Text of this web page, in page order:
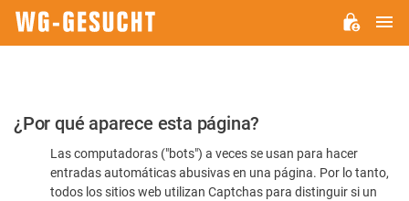
Por
favor,
confirme
¿Por qué aparece esta página?
Las computadoras ("bots") a veces se usan para hacer
entradas automáticas abusivas en una página. Por lo tanto,
todos los sitios web utilizan Captchas para distinguir si un